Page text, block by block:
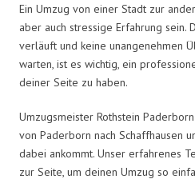
Ein Umzug von einer Stadt zur
aber auch stressige Erfahrung sein.
verläuft und keine unangenehmen
warten, ist es wichtig, ein
deiner Seite zu haben.
Umzugsmeister Rothstein
von Paderborn nach Schaffhausen
dabei ankommt. Unser erfahrenes
zur Seite, um deinen Umzug so